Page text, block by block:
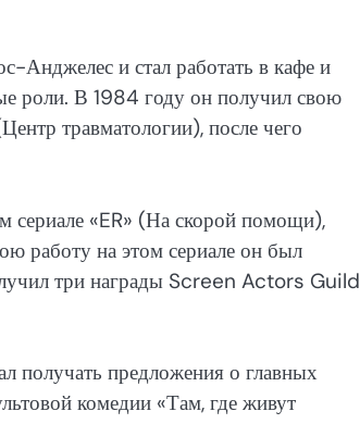
Анджелес и стал работать в кафе и
роли. В 1984 году он получил свою
травматологии), после чего
сериале «ER» (На скорой помощи),
работу на этом сериале он был
три награды Screen Actors Guild
получать предложения о главных
комедии «Там, где живут